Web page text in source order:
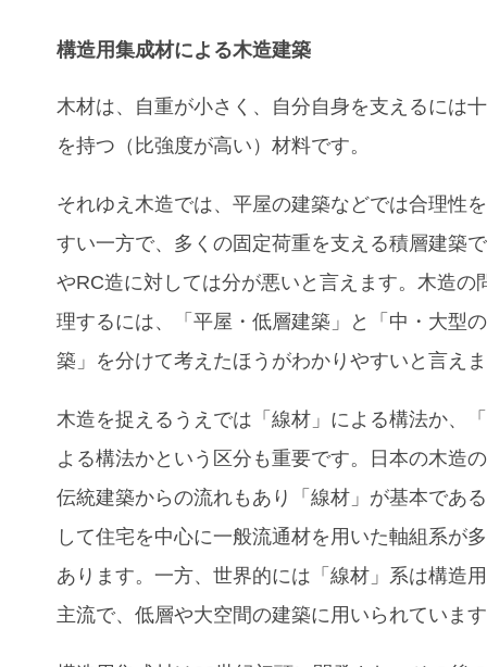
構造用集成材による木造建築
木材は、自重が小さく、自分自身を支えるには
を持つ（比強度が高い）材料です。
それゆえ木造では、平屋の建築などでは合理性
すい一方で、多くの固定荷重を支える積層建築
やRC造に対しては分が悪いと言えます。木造の
理するには、「平屋・低層建築」と「中・大型
築」を分けて考えたほうがわかりやすいと言え
木造を捉えるうえでは「線材」による構法か、
よる構法かという区分も重要です。日本の木造
伝統建築からの流れもあり「線材」が基本であ
して住宅を中心に一般流通材を用いた軸組系が
あります。一方、世界的には「線材」系は構造
主流で、低層や大空間の建築に用いられていま